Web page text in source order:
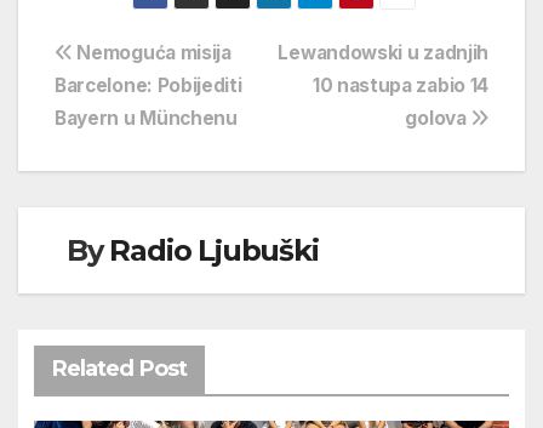
Navigacija
objava
Lewandowski u zadnjih
10 nastupa zabio 14
golova
Nemoguća misija
Barcelone: Pobijediti
Bayern u Münchenu
ByRadio Ljubuški
Related Post